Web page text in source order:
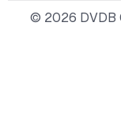
© 2026 DVDB